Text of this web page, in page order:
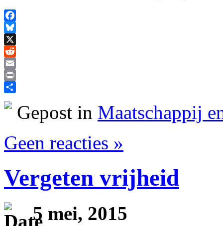
Facebook
Bluesky
X
Reddit
Email
Print
Gepost in Maatschappij
Geen reacties »
Vergeten vrijheid
5 mei, 2015